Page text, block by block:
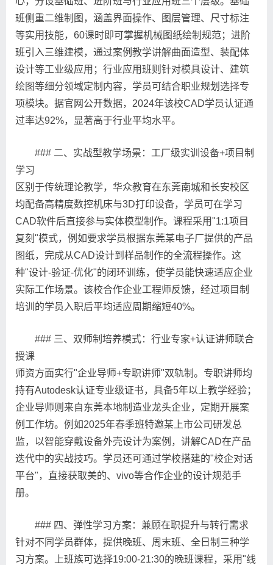
班侧重二维制图，涵盖界面操作、图层管理、尺寸标注
等实用技能，60课时即可掌握机械图纸绘制规范；进阶
班引入三维建模，通过案例教学讲解曲面造型、装配体
设计等工业级应用；行业应用班则针对模具设计、建筑
绘图等细分领域定制内容，学员可结合职业规划选择专
项模块。据官网公开数据，2024年该校CAD学员认证通
过率达92%，显著高于行业平均水平。
### 二、实战型教学场景：工厂级实训设备+项目制
学习
区别于传统理论教学，华众教育在东莞南城和长安校区
均配备高精度数控机床与3D打印设备，学员可在学习
CAD软件后直接参与实体模型制作。课程采用"1:1项目
复刻"模式，例如要求学员根据东莞某电子厂提供的产品
图纸，完成从CAD设计到样品制作的全流程操作。这
种"设计-验证-优化"的闭环训练，使学员能快速适应企业
实际工作场景。该校合作企业工程师反馈，经过项目制
培训的学员入职后平均适应周期缩短40%。
### 三、双师制培养模式：行业专家+认证讲师联合
授课
师资方面实行"企业导师+专职讲师"双轨制。专职讲师均
持有Autodesk认证专业级证书，具备5年以上教学经验；
企业导师则来自东莞本地制造业龙头企业，定期开展案
例工作坊。例如2025年春季班特邀某上市公司研发总
监，以智能穿戴设备外壳设计为案例，讲解CAD在产品
迭代中的实战技巧。学员还可通过学校搭建的"校企对话
平台"，直接获取美的、vivo等合作企业的设计规范手
册。
### 四、弹性学习方案：兼顾在职提升与转行需求
针对不同学员群体，提供晚班、周末班、全日制三种学
习方案。上班族可选择19:00-21:30的晚班课程，采用"线